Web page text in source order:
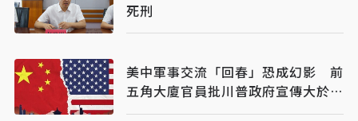
死刑
美中軍事交流「回春」恐成幻影 前
五角大廈官員批川普政府宣傳大於實
質